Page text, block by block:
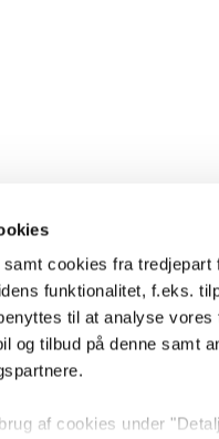
cookies fra
funktionalitet, f.eks.
til at analyse
og tilbud på denne samt
af cookies under